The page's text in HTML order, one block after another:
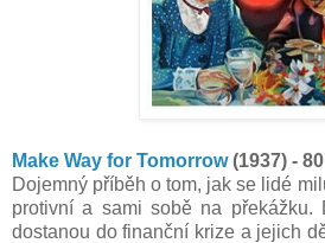
Make Way for Tomorrow(1937) -
Dojemný příběh o tom, jak se lidé
protivní a sami sobě na překážku.
dostanou do finanční krize a jejich